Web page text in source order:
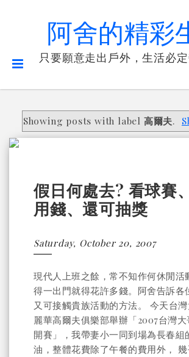
阿舍的精彩
只要願意走出戶外，生活必
Showing posts with label 高爾夫.
假日何處去? 看球賽
用錢、還可抽獎
Saturday, October 20, 2007
現代人上班之餘，常不知作何休閒活
得一出門就得花許多錢。阿舍告訴各
又可接觸貴族活動的方法。 今天台
麗華高爾夫俱樂部舉辦「2007台灣
開賽」，我帶妻小一同到場為長春組
油，整體花費除了午餐的費用外，